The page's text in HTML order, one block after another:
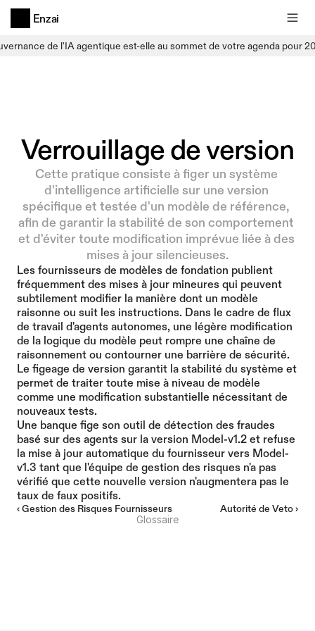
de l'IA agentique est-elle au sommet de votre agenda pour
Enzai
Verrouillage de version
Cette pratique consiste à figer un système
d'intelligence artificielle sur une version
spécifique et testée d'un modèle de référence,
afin de garantir la stabilité de son comportement
et d'éviter toute modification imprévue liée à des
mises à jour silencieuses.
Les fournisseurs de modèles de fondation publient
fréquemment des mises à jour mineures qui peuvent
subtilement modifier la manière dont un modèle
raisonne ou suit les instructions. Dans le cadre de flux
de travail d'agents autonomes, une légère modification
de la logique du modèle peut rompre une chaîne de
raisonnement ou contourner une barrière de sécurité.
Le figeage de version garantit la stabilité du système et
permet de traiter toute mise à niveau de modèle
comme une modification substantielle nécessitant de
nouveaux tests.
Une banque fige son outil de détection des fraudes
basé sur des agents sur la version Model-v1.2 et refuse
la mise à jour automatique du fournisseur vers Model-
v1.3 tant que l'équipe de gestion des risques n'a pas
vérifié que cette nouvelle version n'augmentera pas le
taux de faux positifs.
‹ Gestion des Risques Fournisseurs Autorité de Veto ›
Glossaire